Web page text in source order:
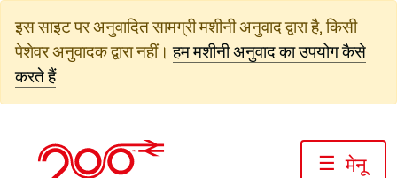
जाएं
इस साइट पर अनुवादित सामग्री मशीनी अनुवाद द्वारा है, किसी
पेशेवर अनुवादक द्वारा नहीं। हम मशीनी अनुवाद का उपयोग कैसे
करते हैं
☰ मेनू